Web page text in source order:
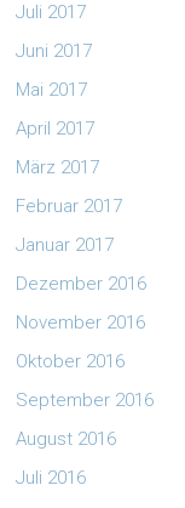
Juli 2017
Juni 2017
Mai 2017
April 2017
März 2017
Februar 2017
Januar 2017
Dezember 2016
November 2016
Oktober 2016
September 2016
August 2016
Juli 2016